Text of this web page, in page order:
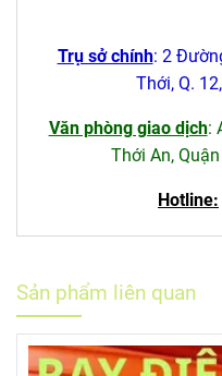
Trụ sở chính: 2
Thới, Q.
Văn phòng giao dịch:
Thới An,
Hotline:
Sản phẩm liên quan